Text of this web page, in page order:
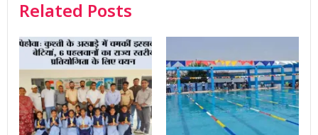
Related Posts